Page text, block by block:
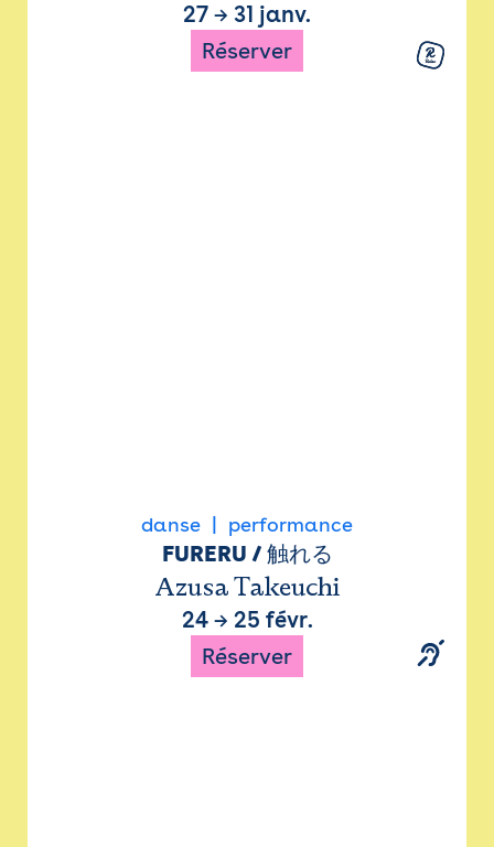
27 → 31 janv.
Réserver
danse performance
FURERU / 触れる
Azusa Takeuchi
24→ 25 févr.
Réserver